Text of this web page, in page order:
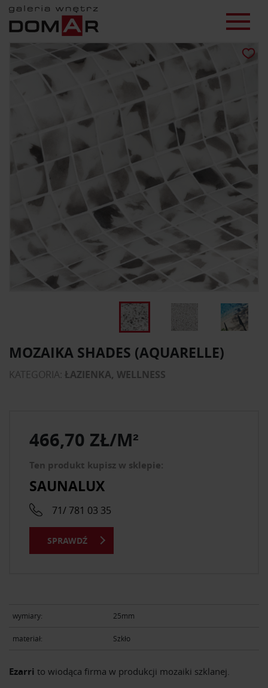
MOZAIKA SHADES (AQUARELLE)
KATEGORIA: ŁAZIENKA, WELLNESS
wymiary: 25mm
materiał: Szkło
Ezarri to wiodąca firma w produkcji mozaiki szklanej.
466,70 ZŁ/M²
Ten produkt kupisz w sklepie:
SAUNALUX
71/ 781 03 35
SPRAWDŹ